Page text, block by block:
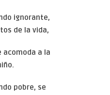
ignorante,
de la vida,
acomoda a la
pobre, se